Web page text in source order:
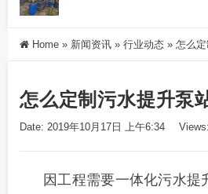
Home » 新闻资讯 » 行业动态 » 怎么
怎么定制污水提升泵
Date: 2019年10月17日 上午6:34
因工程需要一体化污水提